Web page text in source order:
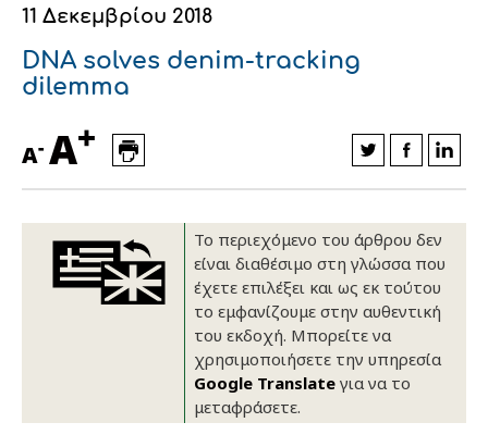
Οικονομικά στοιχεία
Εταιρική δομή
Καινοτομία
Επικοινωνία
Εξαγωγές
Συνέδρια
Ευφυής γεωργία
Συμβουλευτική στο χωράφι
Εκκόκκιση για λογαριασμό του
παραγωγού
Ιατρικές υπηρεσίες
Αλυσίδα βάμβακος
Κλωστοϋφαντουργία - Ένδυση
Εταιρικά νέα
11 Δεκεμβρίου 2018
DNA solves denim-tracking
dilemma
A- A+
Το περιεχόμενο του άρθρου δεν
είναι διαθέσιμο στη γλώσσα που
έχετε επιλέξει και ως εκ τούτου
το εμφανίζουμε στην αυθεντική
του εκδοχή. Μπορείτε να
χρησιμοποιήσετε την υπηρεσία
Google Translateγια να το
μεταφράσετε.